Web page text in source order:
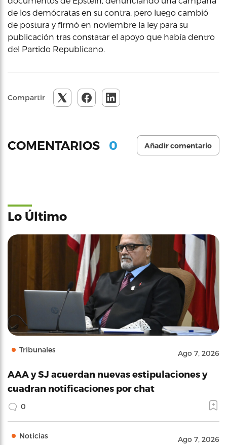
de los demócratas en su contra, pero luego cambió
de postura y firmó en noviembre la ley para su
publicación tras constatar el apoyo que había dentro
del Partido Republicano.
Compartir
COMENTARIOS 0 Añadir comentario
Lo Último
Tribunales Ago 7, 2026
AAA y SJ acuerdan nuevas estipulaciones y
cuadran notificaciones por chat
0
Noticias Ago 7, 2026